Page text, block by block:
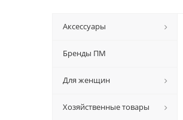
Аксессуары
Бренды ПМ
Для женщин
Хозяйственные товары